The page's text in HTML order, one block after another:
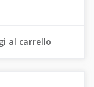
al carrello